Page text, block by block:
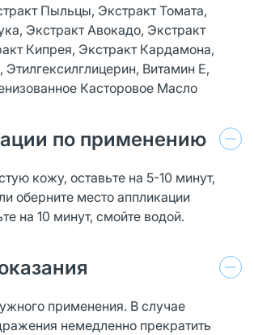
Пыльцы, Экстракт Томата,
Экстракт Авокадо, Экстракт
Кипрея, Экстракт Кардамона,
Этилгексилглицерин, Витамин Е,
Касторовое Масло
по применению
кожу, оставьте на 5-10 минут,
оберните место аппликации
на 10 минут, смойте водой.
применения. В случае
немедленно прекратить